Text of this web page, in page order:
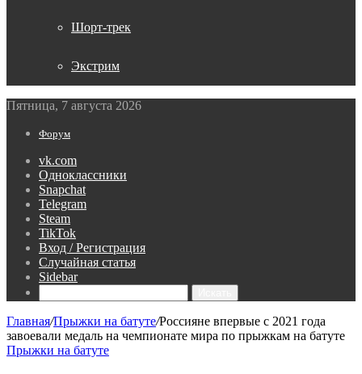
Шорт-трек
Экстрим
Пятница, 7 августа 2026
Форум
vk.com
Одноклассники
Snapchat
Telegram
Steam
TikTok
Вход / Регистрация
Случайная статья
Sidebar
Главная/Прыжки на батуте/Россияне впервые с 2021 года
завоевали медаль на чемпионате мира по прыжкам на батуте
Прыжки на батуте